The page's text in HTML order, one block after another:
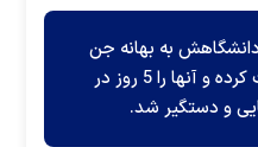
دانشگاهش به بهانه جن
گیری 20 میلیون تومان سرقت کرده و آنها را 5 روز در
و دستگیر شد.